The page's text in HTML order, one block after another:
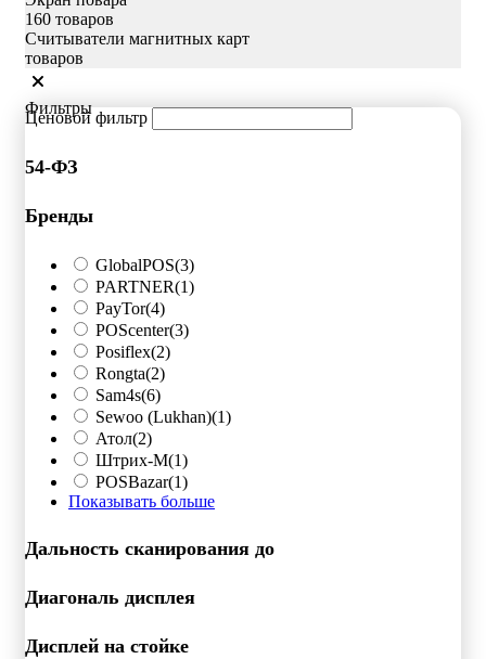
160 товаров
Считыватели магнитных карт
товаров
Фильтры
Ценовой фильтр
54-ФЗ
Бренды
GlobalPOS(3)
PARTNER(1)
PayTor(4)
POScenter(3)
Posiflex(2)
Rongta(2)
Sam4s(6)
Sewoo (Lukhan)(1)
Атол(2)
Штрих-М(1)
POSBazar(1)
Показывать больше
Дальность сканирования до
Диагональ дисплея
Дисплей на стойке